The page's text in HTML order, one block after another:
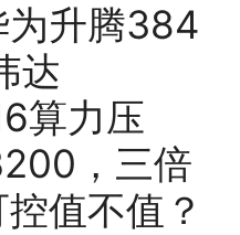
为升腾384
达
算力压
，三倍
值不值？